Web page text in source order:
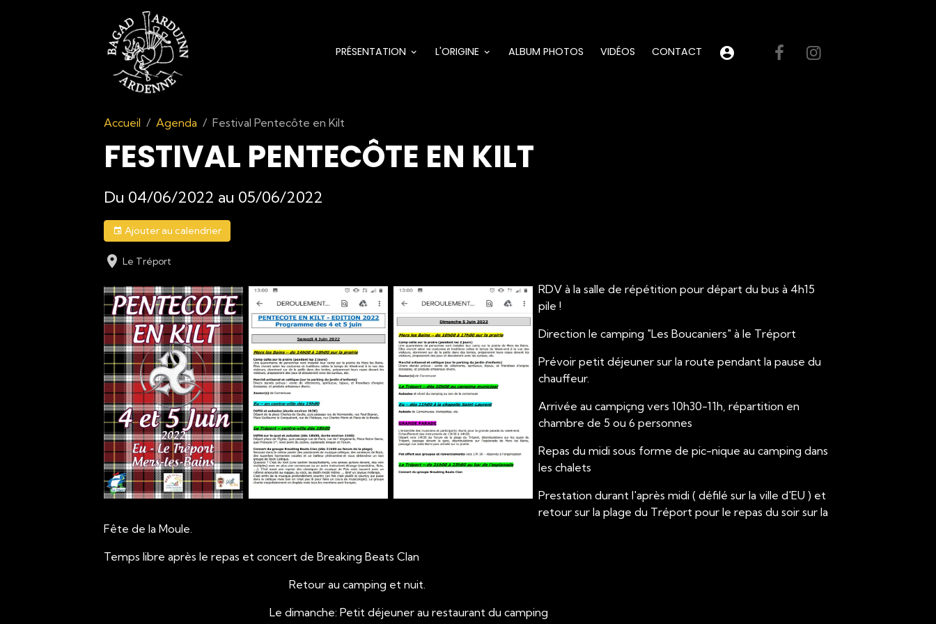
PRÉSENTATION L'ORIGINE ALBUM PHOTOS VIDÉOS CONTACT
Accueil Agenda Festival Pentecôte en Kilt
FESTIVAL PENTECÔTE EN KILT
Du 04/06/2022 au 05/06/2022
Ajouter au calendrier
Le Tréport
RDV à la salle de répétition pour départ du bus à 4h15
pile !
Direction le camping "Les Boucaniers" à le Tréport
Prévoir petit déjeuner sur la route pendant la pause du
chauffeur.
Arrivée au campiçng vers 10h30-11h, répartition en
chambre de 5 ou 6 personnes
Repas du midi sous forme de pic-nique au camping dans
les chalets
Prestation durant l'après midi ( défilé sur la ville d'EU ) et
retour sur la plage du Tréport pour le repas du soir sur la
Fête de la Moule.
Temps libre après le repas et concert de Breaking Beats Clan
Retour au camping et nuit.
Le dimanche: Petit déjeuner au restaurant du camping